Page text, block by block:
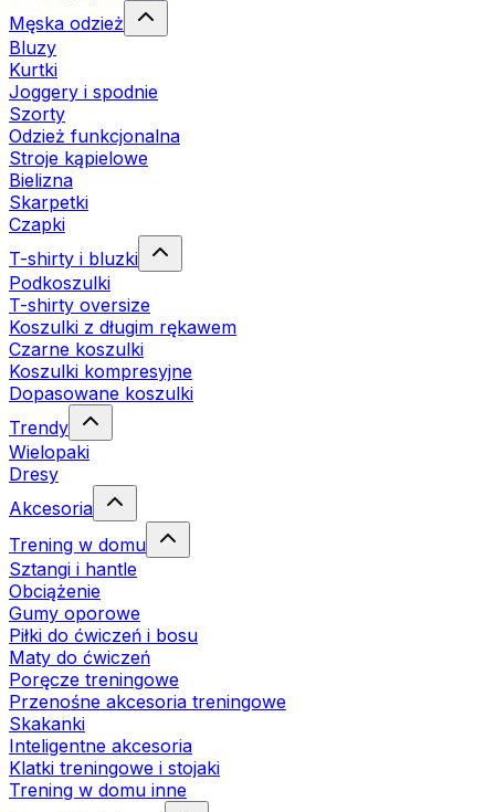
Męska odzież
Bluzy
Kurtki
Joggery i spodnie
Szorty
Odzież funkcjonalna
Stroje kąpielowe
Bielizna
Skarpetki
Czapki
T-shirty i bluzki
Podkoszulki
T-shirty oversize
Koszulki z długim rękawem
Czarne koszulki
Koszulki kompresyjne
Dopasowane koszulki
Trendy
Wielopaki
Dresy
Akcesoria
Trening w domu
Sztangi i hantle
Obciążenie
Gumy oporowe
Piłki do ćwiczeń i bosu
Maty do ćwiczeń
Poręcze treningowe
Przenośne akcesoria treningowe
Skakanki
Inteligentne akcesoria
Klatki treningowe i stojaki
Trening w domu inne